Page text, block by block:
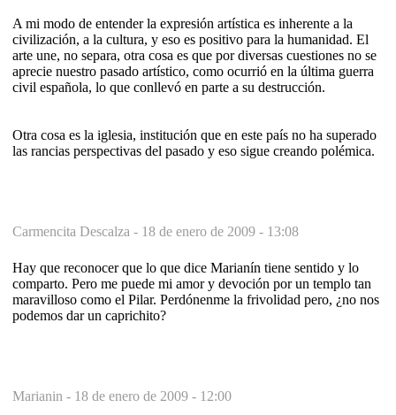
A mi modo de entender la expresión artística es inherente a la
civilización, a la cultura, y eso es positivo para la humanidad. El
arte une, no separa, otra cosa es que por diversas cuestiones no se
aprecie nuestro pasado artístico, como ocurrió en la última guerra
civil española, lo que conllevó en parte a su destrucción.
Otra cosa es la iglesia, institución que en este país no ha superado
las rancias perspectivas del pasado y eso sigue creando polémica.
Carmencita Descalza - 18 de enero de 2009 - 13:08
Hay que reconocer que lo que dice Marianín tiene sentido y lo
comparto. Pero me puede mi amor y devoción por un templo tan
maravilloso como el Pilar. Perdónenme la frivolidad pero, ¿no nos
podemos dar un caprichito?
Marianin - 18 de enero de 2009 - 12:00